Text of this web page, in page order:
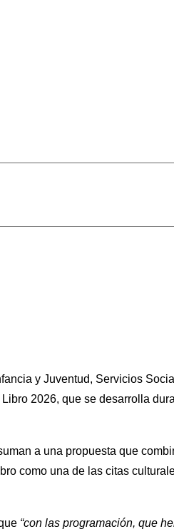
y Juventud, Servicios
2026, que se desarrolla
a una propuesta que
como una de las citas
“con las programación, que